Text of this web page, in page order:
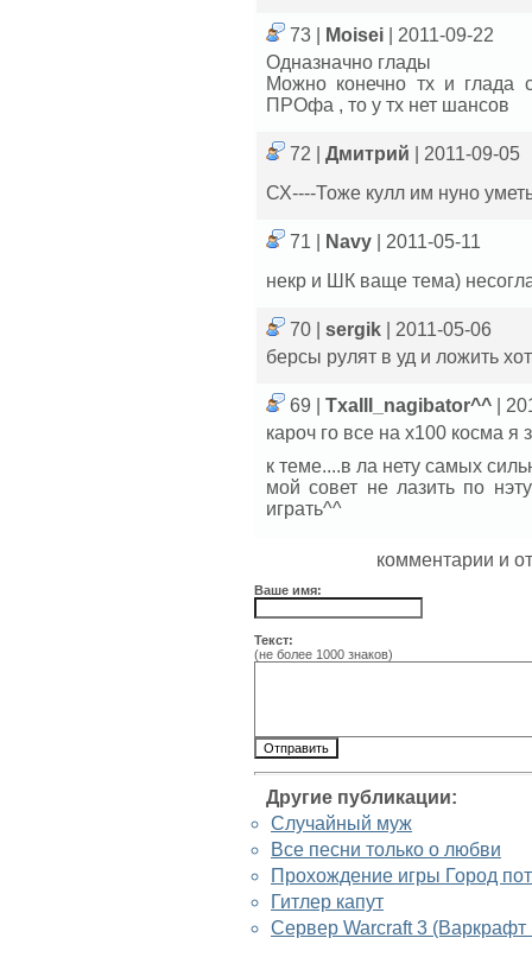
73 | Moisei
| 2011-09-22
Одназначно глады
Можно конечно тх и глада
ПРОфа , то у тх нет шансов
72 | Дмитрий
| 2011-09-05
СХ----Тоже кулл им нуно
71 | Navy
| 2011-05-11
некр и ШК ваще тема)
70 | sergik
| 2011-05-06
берсы рулят в уд и ложить
69 | TxaIII_nagibator^^
|
кароч го все на х100 косма я
к теме....в ла нету самых
мой совет не лазить по
играть^^
комментарии и
Ваше имя:
Текст:
(не более 1000 знаков)
Другие публикации:
Случайный муж
Все песни только о любви
Прохождение игры Город
Гитлер капут
Сервер Warcraft 3 (Варкрафт